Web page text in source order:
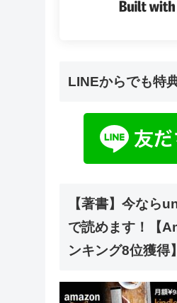
LINEからでも特
【著書】今なら
で読めます！【
ンキング8位獲得】